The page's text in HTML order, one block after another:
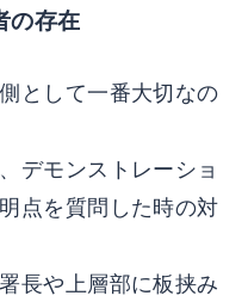
の存在
として一番大切なの
デモンストレーショ
点を質問した時の対
長や上層部に板挟み